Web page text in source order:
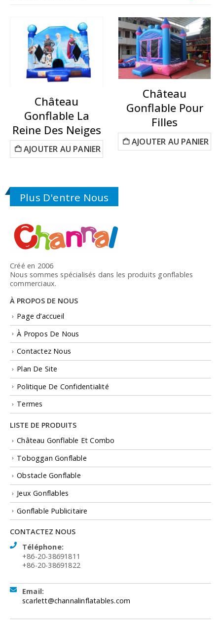
Château
Gonflable La
Reine Des Neiges
AJOUTER AU PANIER
Château
Gonflable Pour
Filles
AJOUTER AU PANIER
Plus D'entre Nous
Créé en 2006
Nous sommes spécialisés dans les produits gonflables
commerciaux.
À PROPOS DE NOUS
Page d’accueil
À Propos De Nous
Contactez Nous
Plan De Site
Politique De Confidentialité
Termes
LISTE DE PRODUITS
Château Gonflable Et Combo
Toboggan Gonflable
Obstacle Gonflable
Jeux Gonflables
Gonflable Publicitaire
CONTACTEZ NOUS
Téléphone:
+86-20-38691811
+86-20-38691822
Email:
scarlett@channalinflatables.com